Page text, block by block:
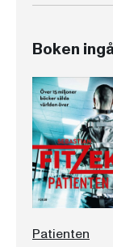
Boken
Patienten